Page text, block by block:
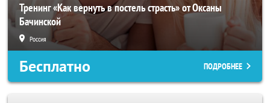
Тренинг «Как вернуть в постель страсть» от Оксаны
Бачинской
Россия
Бесплатно ПОДРОБНЕЕ